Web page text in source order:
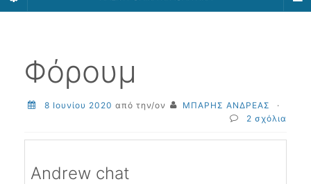
Φόρουμ
8 Ιουνίου 2020 από την/ον ΜΠΑΡΗΣ ΑΝΔΡΕΑΣ
·
2 σχόλια
Andrew chat